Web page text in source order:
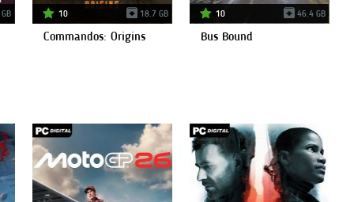
10 18.7 GB
Commandos: Origins
10 46.4 GB
Bus Bound